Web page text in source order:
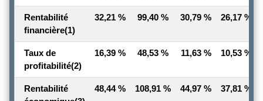
Rentabilité
financière(1)
32,21 % 99,40 % 30,79 % 26,17 %
Taux de
profitabilité(2)
16,39 % 48,53 % 11,63 % 10,53 %
Rentabilité
48,44 % 108,91 % 44,97 % 37,81 %